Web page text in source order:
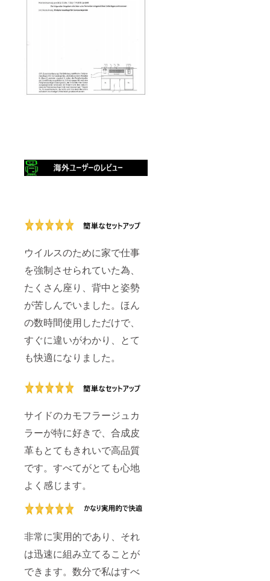
ウイルスのために家で仕事
を強制させられていた為、
たくさん座り、背中と姿勢
が苦しんでいました。ほん
の数時間使用しただけで、
すぐに違いがわかり、とて
も快適になりました。
サイドのカモフラージュカ
ラーが特に好きで、合成皮
革もとてもきれいで高品質
です。すべてがとても心地
よく感じます。
非常に実用的であり、それ
は迅速に組み立てることが
できます。数分で私はすべ